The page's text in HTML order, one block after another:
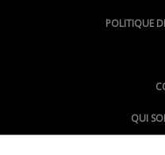
POLITIQUE
QUI